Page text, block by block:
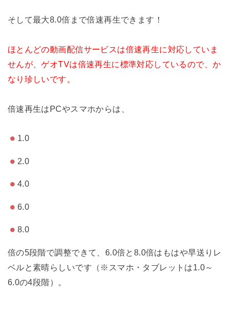
そして最大8.0倍まで倍速再生できます！
ほとんどの動画配信サービスは倍速再生に対応していま
せんが、ゲオTVは倍速再生に標準対応しているので、か
なり珍しいです。
倍速再生はPCやスマホからは、
1.0
2.0
4.0
6.0
8.0
倍の5段階で調整できて、6.0倍と8.0倍はもはや早送りレ
ベルと素晴らしいです（※スマホ・タブレットは1.0～
6.0の4段階）。